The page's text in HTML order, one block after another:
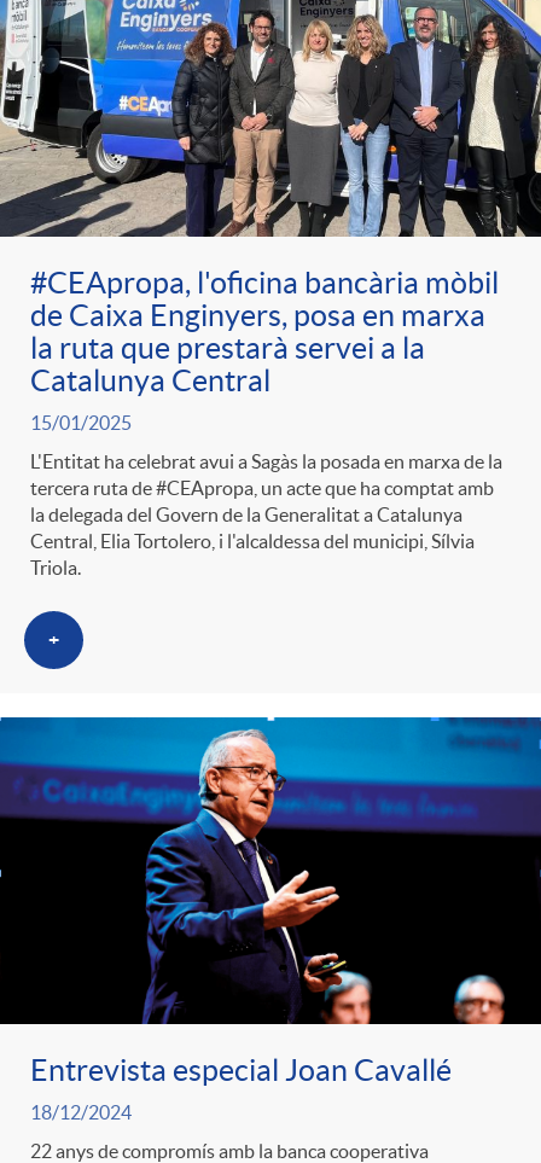
#CEApropa, l'oficina bancària mòbil
de Caixa Enginyers, posa en marxa
la ruta que prestarà servei a la
Catalunya Central
15/01/2025
L'Entitat ha celebrat avui a Sagàs la posada en marxa de la
tercera ruta de #CEApropa, un acte que ha comptat amb
la delegada del Govern de la Generalitat a Catalunya
Central, Elia Tortolero, i l'alcaldessa del municipi, Sílvia
Triola.
+
Entrevista especial Joan Cavallé
18/12/2024
22 anys de compromís amb la banca cooperativa